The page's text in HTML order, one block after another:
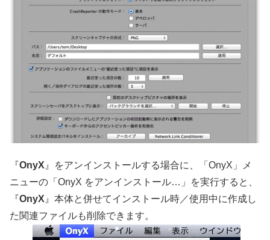
『OnyX 』をアンインストールする場合に、「OnyX」メ
ニューの「OnyX をアンインストール…」を実行すると、
『OnyX 』本体と併せてインストール時／使用中に作成し
た関連ファイルも削除できます。